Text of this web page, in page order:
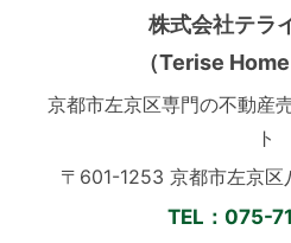
株式会社テラ
（Terise
京都市左京区専門の不動産
ト
〒601-1253 京都市左京
TEL：075-